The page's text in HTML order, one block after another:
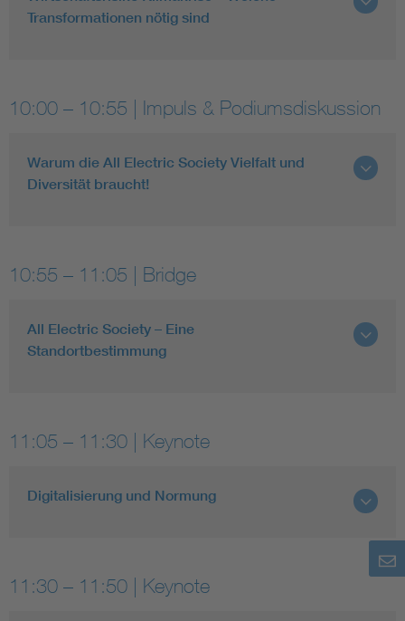
Transformationen nötig sind
10:00 – 10:55 | Impuls & Podiumsdiskussion
Warum die All Electric Society Vielfalt und
Diversität braucht!
10:55 – 11:05 | Bridge
All Electric Society – Eine
Standortbestimmung
11:05 – 11:30 | Keynote
Digitalisierung und Normung
11:30 – 11:50 | Keynote